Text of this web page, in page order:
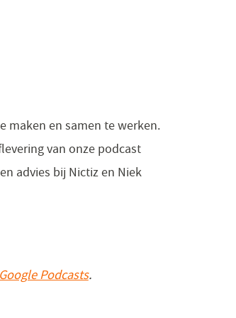
maken en samen te werken.
van onze podcast
advies bij Nictiz en Niek
Google Podcasts(opent
.